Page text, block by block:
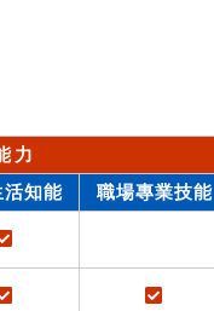
力
活知能
職場專業技能